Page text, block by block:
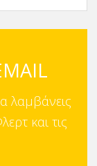
λαμβάνεις
και τις